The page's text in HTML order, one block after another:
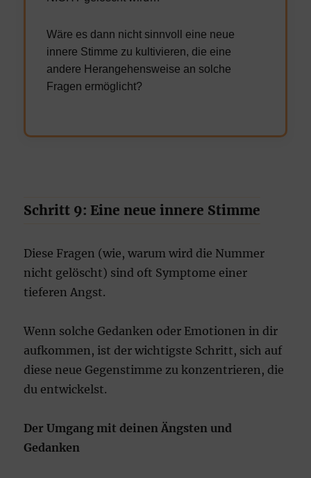
Wäre es dann nicht sinnvoll eine neue
innere Stimme zu kultivieren, die eine
andere Herangehensweise an solche
Fragen ermöglicht?
Schritt 9: Eine neue innere Stimme
Diese Fragen (wie, warum wird die Nummer
nicht gelöscht) sind oft Symptome einer
tieferen Angst.
Wenn solche Gedanken oder Emotionen in dir
aufkommen, ist der wichtigste Schritt, sich auf
diese neue Gegenstimme zu konzentrieren, die
du entwickelst.
Der Umgang mit deinen Ängsten und
Gedanken